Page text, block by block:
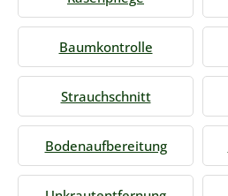
Baumkontrolle
Strauchschnitt
Bodenaufbereitung